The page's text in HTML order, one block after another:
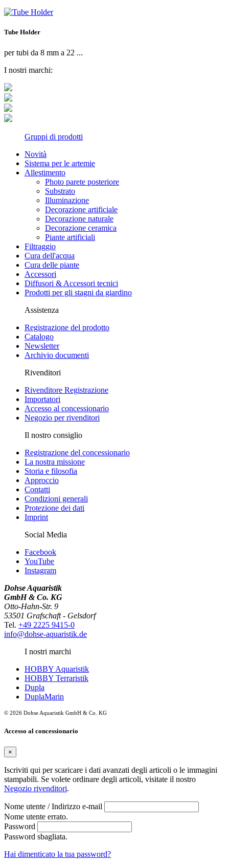
Tube Holder
per tubi da 8 mm a 22 ...
I nostri marchi:
Gruppi di prodotti
Novità
Sistema per le artemie
Allestimento
Photo parete posteriore
Substrato
Illuminazione
Decorazione artificiale
Decorazione naturale
Decorazione ceramica
Piante artificiali
Filtraggio
Cura dell'acqua
Cura delle piante
Accessori
Diffusori & Accessori tecnici
Prodotti per gli stagni da giardino
Assistenza
Registrazione del prodotto
Catalogo
Newsletter
Archivio documenti
Rivenditori
Rivenditore Registrazione
Importatori
Accesso al concessionario
Negozio per rivenditori
Il nostro consiglio
Registrazione del concessionario
La nostra missione
Storia e filosofia
Approccio
Contatti
Condizioni generali
Protezione dei dati
Imprint
Social Media
Facebook
YouTube
Instagram
Dohse Aquaristik
GmbH & Co. KG
Otto-Hahn-Str. 9
53501 Grafschaft - Gelsdorf
Tel. +49 2225 9415-0
info@dohse-aquaristik.de
I nostri marchi
HOBBY Aquaristik
HOBBY Terraristik
Dupla
DuplaMarin
© 2026 Dohse Aquaristik GmbH & Co. KG
Accesso al concessionario
×
Iscriviti qui per scaricare i dati avanzati degli articoli o le immagini
stampabili. Se volete ordinare degli articoli, visitate il nostro
Negozio rivenditori.
Nome utente / Indirizzo e-mail
Nome utente errato.
Password
Password sbagliata.
Hai dimenticato la tua password?